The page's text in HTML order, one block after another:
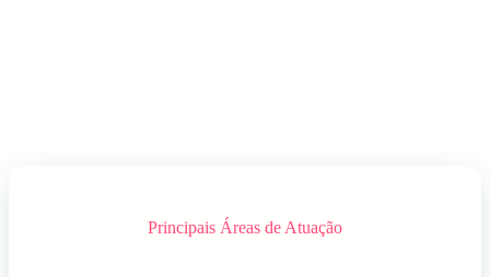
Principais Áreas de Atuação